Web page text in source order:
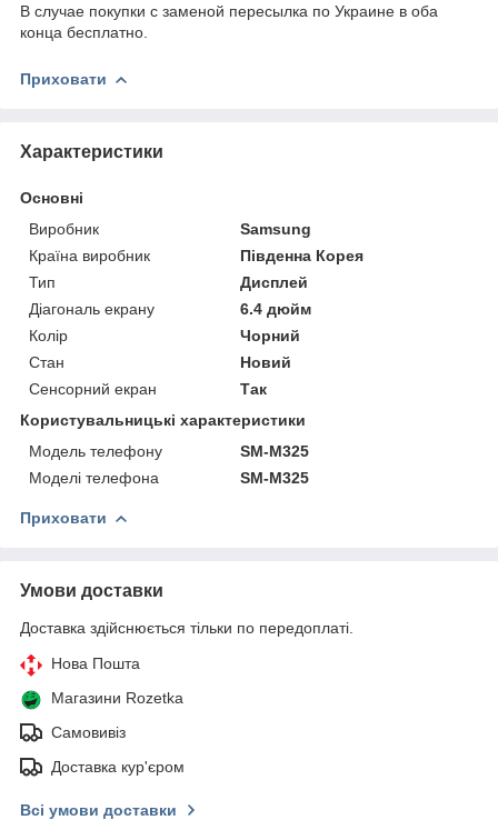
В случае покупки с заменой пересылка по Украине в оба
конца бесплатно.
Приховати
Характеристики
Основні
Виробник
Samsung
Країна виробник
Південна Корея
Тип
Дисплей
Діагональ екрану
6.4 дюйм
Колір
Чорний
Стан
Новий
Сенсорний екран
Так
Користувальницькі характеристики
Модель телефону
SM-M325
Моделі телефона
SM-M325
Приховати
Умови доставки
Доставка здійснюється тільки по передоплаті.
Нова Пошта
Магазини Rozetka
Самовивіз
Доставка кур'єром
Всі умови доставки